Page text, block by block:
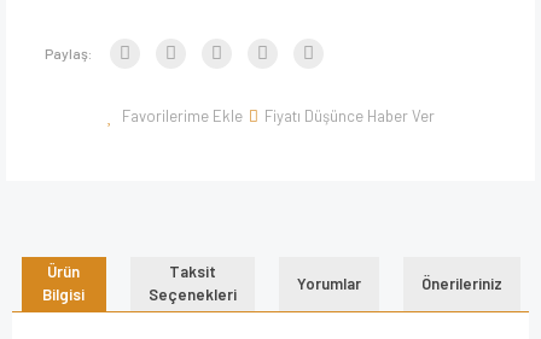
Paylaş:
Fiyatı Düşünce Haber Ver
Ürün
Bilgisi
Taksit
Seçenekleri
Yorumlar Önerileriniz